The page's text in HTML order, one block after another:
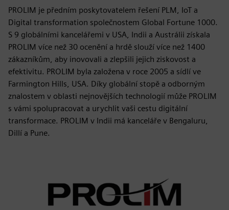
PROLIM je předním poskytovatelem řešení PLM, IoT a
Digital transformation společnostem Global Fortune 1000.
S 9 globálními kancelářemi v USA, Indii a Austrálii získala
PROLIM více než 30 ocenění a hrdě slouží více než 1400
zákazníkům, aby inovovali a zlepšili jejich ziskovost a
efektivitu. PROLIM byla založena v roce 2005 a sídlí ve
Farmington Hills, USA. Díky globální stopě a odborným
znalostem v oblasti nejnovějších technologií může PROLIM
s vámi spolupracovat a urychlit vaši cestu digitální
transformace. PROLIM v Indii má kanceláře v Bengaluru,
Dillí a Pune.